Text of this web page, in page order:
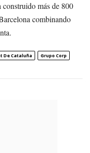
más de 800
combinando
De Cataluña
Grupo Corp